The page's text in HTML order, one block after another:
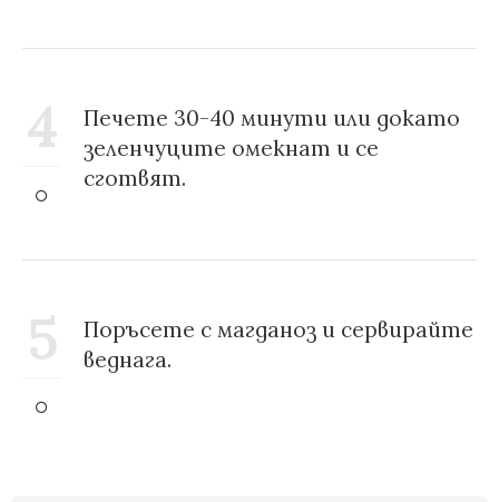
4
Печете 30-40 минути или докато
зеленчуците омекнат и се
сготвят.
5
Поръсете с магданоз и сервирайте
веднага.